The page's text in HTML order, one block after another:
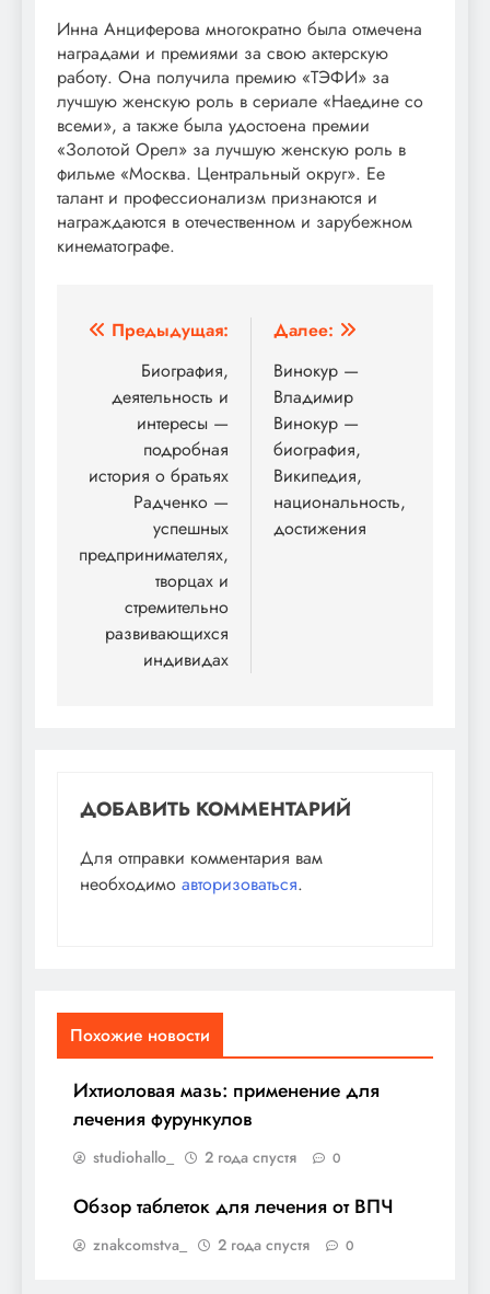
Инна Анциферова многократно была отмечена
наградами и премиями за свою актерскую
работу. Она получила премию «ТЭФИ» за
лучшую женскую роль в сериале «Наедине со
всеми», а также была удостоена премии
«Золотой Орел» за лучшую женскую роль в
фильме «Москва. Центральный округ». Ее
талант и профессионализм признаются и
награждаются в отечественном и зарубежном
кинематографе.
Навигация
записям
Предыдущая:
Биография,
деятельность и
интересы —
подробная
история о братьях
Радченко —
успешных
предпринимателях,
творцах и
стремительно
развивающихся
индивидах
Далее:
Винокур —
Владимир
Винокур —
биография,
Википедия,
национальность,
достижения
ДОБАВИТЬ КОММЕНТАРИЙ
Для отправки комментария вам
необходимо авторизоваться.
Похожие новости
Ихтиоловая мазь: применение для
лечения фурункулов
studiohallo_ 2 года спустя 0
Обзор таблеток для лечения от ВПЧ
znakcomstva_ 2 года спустя 0